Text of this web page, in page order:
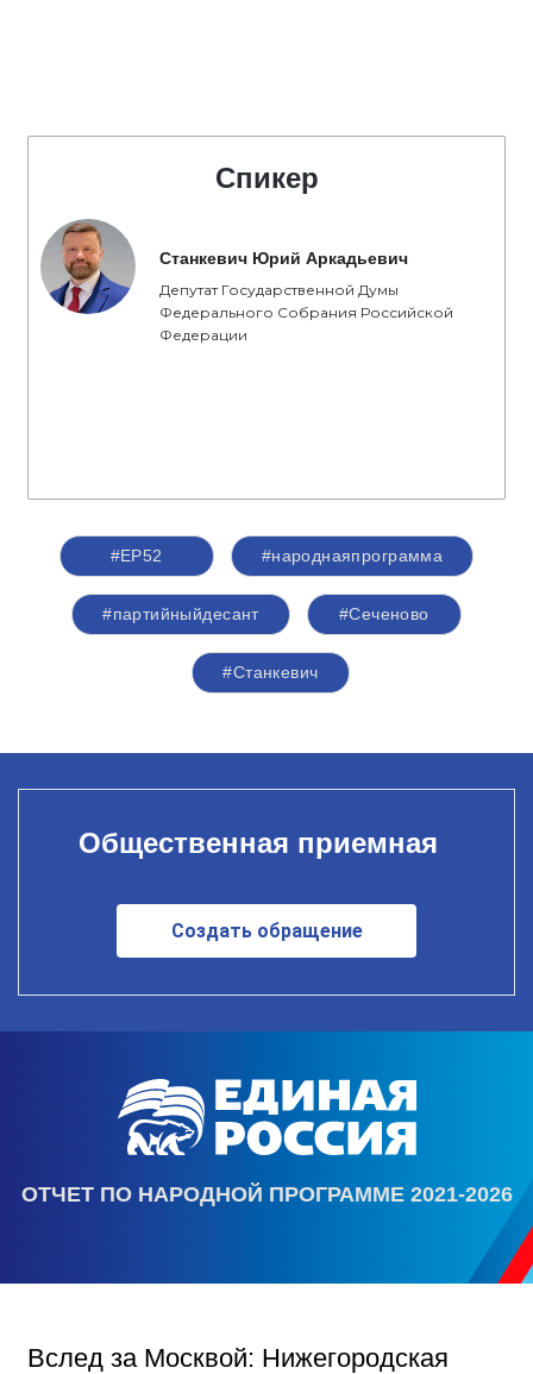
Спикер
Станкевич Юрий Аркадьевич
Депутат Государственной Думы
Федерального Собрания Российской
Федерации
#ЕР52 #народнаяпрограмма
#партийныйдесант #Сеченово
#Станкевич
Общественная приемная
Создать обращение
ОТЧЕТ ПО НАРОДНОЙ ПРОГРАММЕ 2021-2026
Вслед за Москвой: Нижегородская